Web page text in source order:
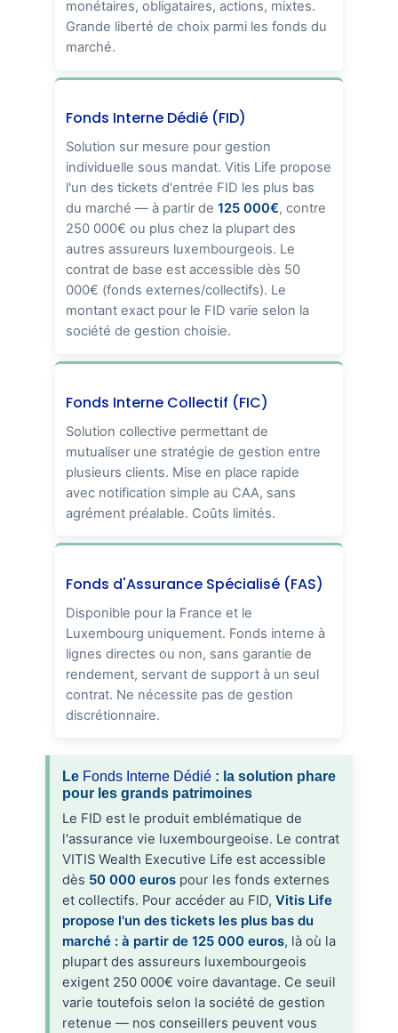
monétaires, obligataires, actions, mixtes.
Grande liberté de choix parmi les fonds du
marché.
Fonds Interne Dédié (FID)
Solution sur mesure pour gestion
individuelle sous mandat. Vitis Life propose
l'un des tickets d'entrée FID les plus bas
du marché — à partir de125 000€, contre
250 000€ ou plus chez la plupart des
autres assureurs luxembourgeois. Le
contrat de base est accessible dès 50
000€ (fonds externes/collectifs). Le
montant exact pour le FID varie selon la
société de gestion choisie.
Fonds Interne Collectif (FIC)
Solution collective permettant de
mutualiser une stratégie de gestion entre
plusieurs clients. Mise en place rapide
avec notification simple au CAA, sans
agrément préalable. Coûts limités.
Fonds d'Assurance Spécialisé (FAS)
Disponible pour la France et le
Luxembourg uniquement. Fonds interne à
lignes directes ou non, sans garantie de
rendement, servant de support à un seul
contrat. Ne nécessite pas de gestion
discrétionnaire.
Le Fonds Interne Dédié: la solution phare
pour les grands patrimoines
Le FID est le produit emblématique de
l'assurance vie luxembourgeoise. Le contrat
VITIS Wealth Executive Life est accessible
dès 50 000 eurospour les fonds externes
et collectifs. Pour accéder au FID, Vitis Life
propose l'un des tickets les plus bas du
marché : à partir de 125 000 euros, là où la
plupart des assureurs luxembourgeois
exigent 250 000€ voire davantage. Ce seuil
varie toutefois selon la société de gestion
retenue — nos conseillers peuvent vous